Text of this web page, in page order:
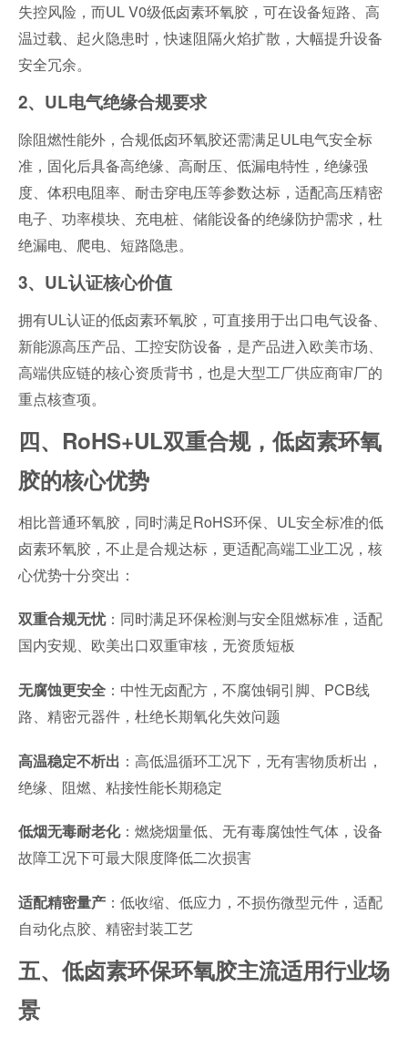
失控风险，而UL V0级低卤素环氧胶，可在设备短路、高
温过载、起火隐患时，快速阻隔火焰扩散，大幅提升设备
安全冗余。
2、UL电气绝缘合规要求
除阻燃性能外，合规低卤环氧胶还需满足UL电气安全标
准，固化后具备高绝缘、高耐压、低漏电特性，绝缘强
度、体积电阻率、耐击穿电压等参数达标，适配高压精密
电子、功率模块、充电桩、储能设备的绝缘防护需求，杜
绝漏电、爬电、短路隐患。
3、UL认证核心价值
拥有UL认证的低卤素环氧胶，可直接用于出口电气设备、
新能源高压产品、工控安防设备，是产品进入欧美市场、
高端供应链的核心资质背书，也是大型工厂供应商审厂的
重点核查项。
四、RoHS+UL双重合规，低卤素环氧
胶的核心优势
相比普通环氧胶，同时满足RoHS环保、UL安全标准的低
卤素环氧胶，不止是合规达标，更适配高端工业工况，核
心优势十分突出：
双重合规无忧：同时满足环保检测与安全阻燃标准，适配
国内安规、欧美出口双重审核，无资质短板
无腐蚀更安全：中性无卤配方，不腐蚀铜引脚、PCB线
路、精密元器件，杜绝长期氧化失效问题
高温稳定不析出 ：高低温循环工况下，无有害物质析出，
绝缘、阻燃、粘接性能长期稳定
低烟无毒耐老化：燃烧烟量低、无有毒腐蚀性气体，设备
故障工况下可最大限度降低二次损害
适配精密量产：低收缩、低应力，不损伤微型元件，适配
自动化点胶、精密封装工艺
五、低卤素环保环氧胶主流适用行业场
景